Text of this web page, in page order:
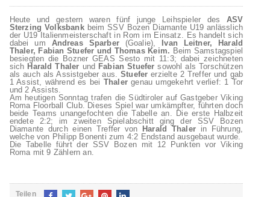
Heute und gestern waren fünf junge Leihspieler des ASV
Sterzing Volksbankbeim SSV Bozen Diamante U19 anlässlich
der U19 Italienmeisterschaft in Rom im Einsatz. Es handelt sich
dabei um Andreas Sparber(Goalie),
Ivan Leitner, Harald
Thaler, Fabian Stuefer und Thomas Keim. Beim Samstagspiel
besiegten die Bozner GEAS Sesto mit 11:3; dabei zeichneten
sich Harald Thaler und Fabian Stuefer sowohl als Torschützen
als auch als Assistgeber aus.Stuefer erzielte 2 Treffer und gab
1 Assist, während es bei Thalergenau umgekehrt verlief: 1 Tor
und 2 Assists.
Am heutigen Sonntag trafen die Südtiroler auf Gastgeber Viking
Roma Floorball Club. Dieses Spiel war umkämpfter, führten doch
beide Teams unangefochten die Tabelle an. Die erste Halbzeit
endete 2:2; im zweiten Spielabschitt ging der SSV Bozen
Diamante durch einen Treffer von
Harald Thaler in Führung,
welche von Philipp Bonenti zum 4:2 Endstand ausgebaut wurde.
Die Tabelle führt der SSV Bozen mit 12 Punkten vor Viking
Roma mit 9 Zählern an.
Teilen